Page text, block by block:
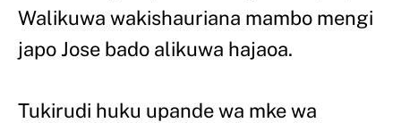
Walikuwa wakishauriana mambo mengi
japo Jose bado alikuwa hajaoa.
Tukirudi huku upande wa mke wa